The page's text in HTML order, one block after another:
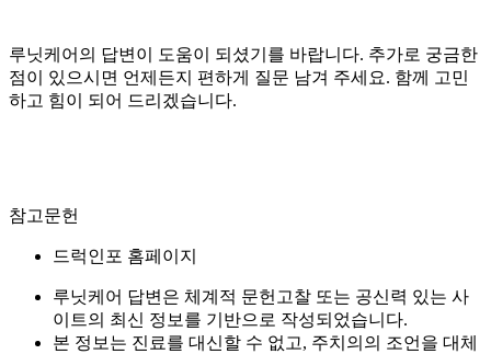
루닛케어의 답변이 도움이 되셨기를 바랍니다. 추가로 궁금한
점이 있으시면 언제든지 편하게 질문 남겨 주세요. 함께 고민
하고 힘이 되어 드리겠습니다.
참고문헌
드럭인포 홈페이지
루닛케어 답변은 체계적 문헌고찰 또는 공신력 있는 사
이트의 최신 정보를 기반으로 작성되었습니다.
본 정보는 진료를 대신할 수 없고, 주치의의 조언을 대체